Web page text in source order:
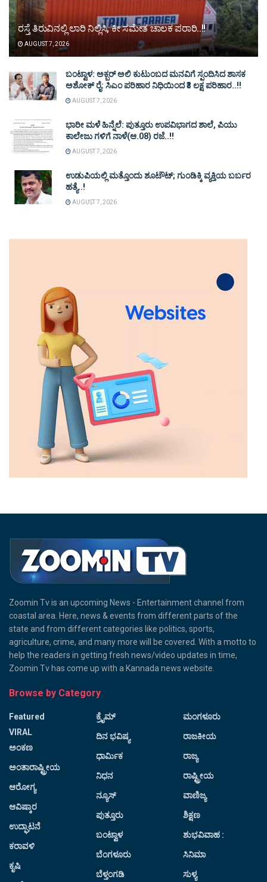
ರಸ್ತೆ ತಿರುವಿನಲ್ಲಿ ಲಾರಿ ನಿಲ್ಲಿಸಿ, ಕೀ ಸಮೇತ ಚಾಲಕ ಪರಾರಿ..!!
AUGUST 7, 2026
ಬಂಟ್ವಾಳ: ಅಕ್ಬರ್ ಅಲಿ ಕುಟುಂಬದ ಮನವಿಗೆ ಸ್ಪಂದಿಸಿದ ಶಾಸಕ
ಅಶೋಕ್ ರೈ: ಸಿಎಂ ಪರಿಹಾರ ನಿಧಿಯಿಂದ ₹3 ಲಕ್ಷ ಪರಿಹಾರ..!!
AUGUST 7, 2026
ಭಾರೀ ಮಳೆ ಹಿನ್ನೆಲೆ: ಪುತ್ತೂರು ಉಪವಿಭಾಗದ ಶಾಲೆ, ಪಿಯು
ಕಾಲೇಜು ಗಳಿಗೆ ನಾಳೆ(ಆ.08) ರಜೆ..!!
AUGUST 7, 2026
ಉಡುಪಿಯಲ್ಲಿ ಮತ್ತೊಂದು ಶೂಟೌಟ್‌; ಗುಂಡಿಕ್ಕಿ ವ್ಯಕ್ತಿಯ ಬರ್ಬರ
ಹತ್ಯೆ..!
AUGUST 7, 2026
Zoomin Tv is an upcoming News - Entertainment channel from
coastal area. Here, news & events from different parts of the
state and from different categories like politics, sports,
agriculture, crime, and many more will be covered. With a motto to
help the readers in getting fresh news/video updates in time,
Zoomin Tv has come up with a Kannada news website.
Browse by Category
Featured
VIRAL
ಅಂಕಣ
ಅಂತಾರಾಷ್ಟ್ರೀಯ
ಆರೋಗ್ಯ
ಆವಿಷ್ಕಾರ
ಉದ್ಘಾಟನೆ
ಕರಾವಳಿ
ಕೃಷಿ
ಕ್ರೈಮ್
ದಿನ ಭವಿಷ್ಯ
ಧಾರ್ಮಿಕ
ನಿಧನ
ನ್ಯೂಸ್
ಪುತ್ತೂರು
ಬಂಟ್ವಾಳ
ಬೆಂಗಳೂರು
ಬೆಳ್ತಂಗಡಿ
ಮಂಗಳೂರು
ರಾಜಕೀಯ
ರಾಜ್ಯ
ರಾಷ್ಟ್ರೀಯ
ವಾಣಿಜ್ಯ
ಶಿಕ್ಷಣ
ಶುಭವಿವಾಹ :
ಸಿನಿಮಾ
ಸುಳ್ಯ